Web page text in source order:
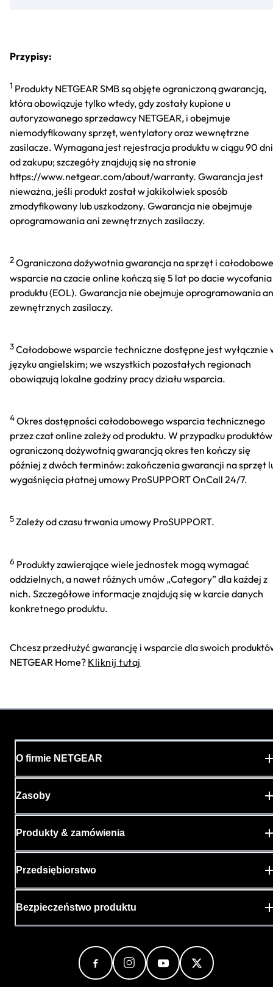
Przypisy:
1 Produkty NETGEAR SMB są objęte ograniczoną gwarancją,
która obowiązuje tylko wtedy, gdy zostały kupione u
autoryzowanego sprzedawcy NETGEAR, i obejmuje
niemodyfikowany sprzęt, wentylatory oraz wewnętrzne
zasilacze. Wymagana jest rejestracja produktu w ciągu 90 dni
od zakupu; szczegóły znajdują się na stronie
https://www.netgear.com/about/warranty. Gwarancja jest
nieważna, jeśli produkt został w jakikolwiek sposób
zmodyfikowany lub uszkodzony. Gwarancja nie obejmuje
oprogramowania ani zewnętrznych zasilaczy.
2Ograniczona dożywotnia gwarancja na sprzęt i całodobowe
wsparcie na czacie online kończą się 5 lat po dacie wycofania
produktu (EOL). Gwarancja nie obejmuje oprogramowania
zewnętrznych zasilaczy.
3Całodobowe wsparcie techniczne dostępne jest wyłącznie
języku angielskim; we wszystkich pozostałych regionach
obowiązują lokalne godziny pracy działu wsparcia.
4Okres dostępności całodobowego wsparcia technicznego
przez czat online zależy od produktu. W przypadku
ograniczoną dożywotnią gwarancją okres ten kończy się
później z dwóch terminów: zakończenia gwarancji na sprzęt
wygaśnięcia płatnej umowy ProSUPPORT OnCall 24/7.
5Zależy od czasu trwania umowy ProSUPPORT.
6 Produkty zawierające wiele jednostek mogą wymagać
oddzielnych, a nawet różnych umów „Category” dla każdej z
nich. Szczegółowe informacje znajdują się w karcie danych
konkretnego produktu.
Chcesz przedłużyć gwarancję i wsparcie dla swoich
NETGEAR Home? Kliknij tutaj
O firmie NETGEAR
Zasoby
Produkty & zamówienia
Przedsiębiorstwo
Bezpieczeństwo produktu